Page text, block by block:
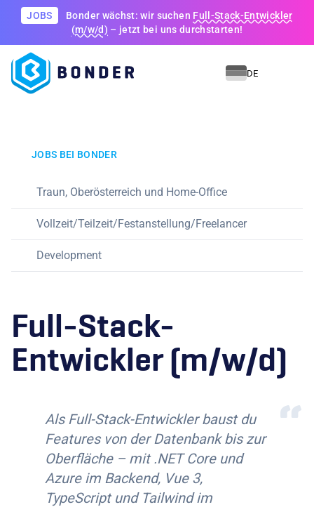
JOBS Bonder wächst: wir suchen Full-Stack-Entwickler
(m/w/d) – jetzt bei uns durchstarten!
DE
JOBS BEI BONDER
Traun, Oberösterreich und Home-Office
Vollzeit/Teilzeit/Festanstellung/Freelancer
Development
Full-Stack-
Entwickler(m/w/d)
Als Full-Stack-Entwickler baust du
Features von der Datenbank bis zur
Oberfläche – mit .NET Core und
Azure im Backend, Vue 3,
TypeScript und Tailwind im
“